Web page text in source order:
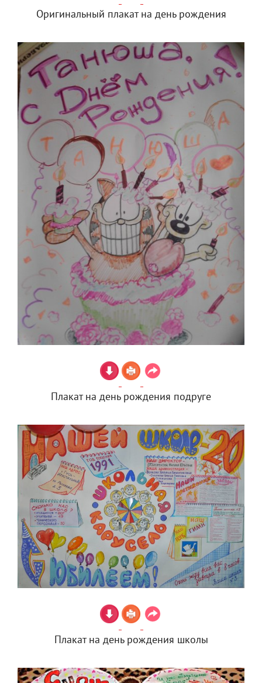
Оригинальный плакат на день рождения
Плакат на день рождения подруге
Плакат на день рождения школы